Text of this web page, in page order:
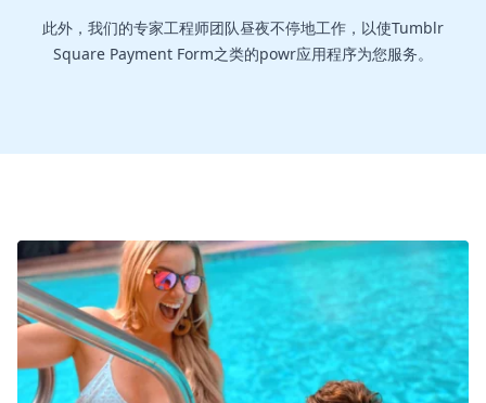
此外，我们的专家工程师团队昼夜不停地工作，以使Tumblr
Square Payment Form之类的powr应用程序为您服务。